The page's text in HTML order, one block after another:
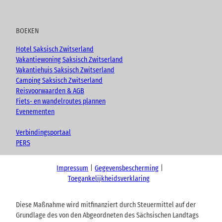
BOEKEN
Hotel Saksisch Zwitserland
Vakantiewoning Saksisch Zwitserland
Vakantiehuis Saksisch Zwitserland
Camping Saksisch Zwitserland
Reisvoorwaarden & AGB
Fiets- en wandelroutes plannen
Evenementen
Verbindingsportaal
PERS
Impressum
Gegevensbescherming
Toegankelijkheidsverklaring
Diese Maßnahme wird mitfinanziert durch Steuermittel auf der
Grundlage des von den Abgeordneten des Sächsischen Landtags